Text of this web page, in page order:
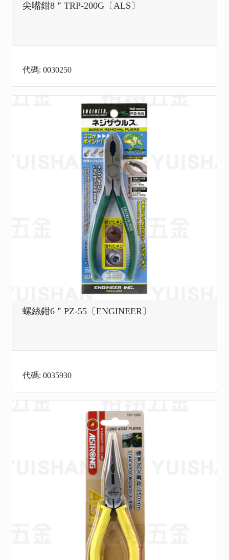
尖嘴鉗8＂TRP-200G〔ALS〕
代碼: 0030250
螺絲鉗6＂PZ-55〔ENGINEER〕
代碼: 0035930